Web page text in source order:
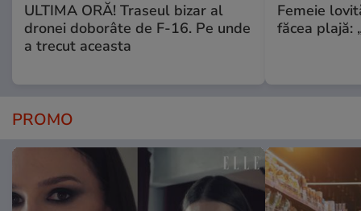
ULTIMA ORĂ! Traseul bizar al
dronei doborâte de F-16. Pe unde
a trecut aceasta
Femeie
făcea plajă:
PROMO